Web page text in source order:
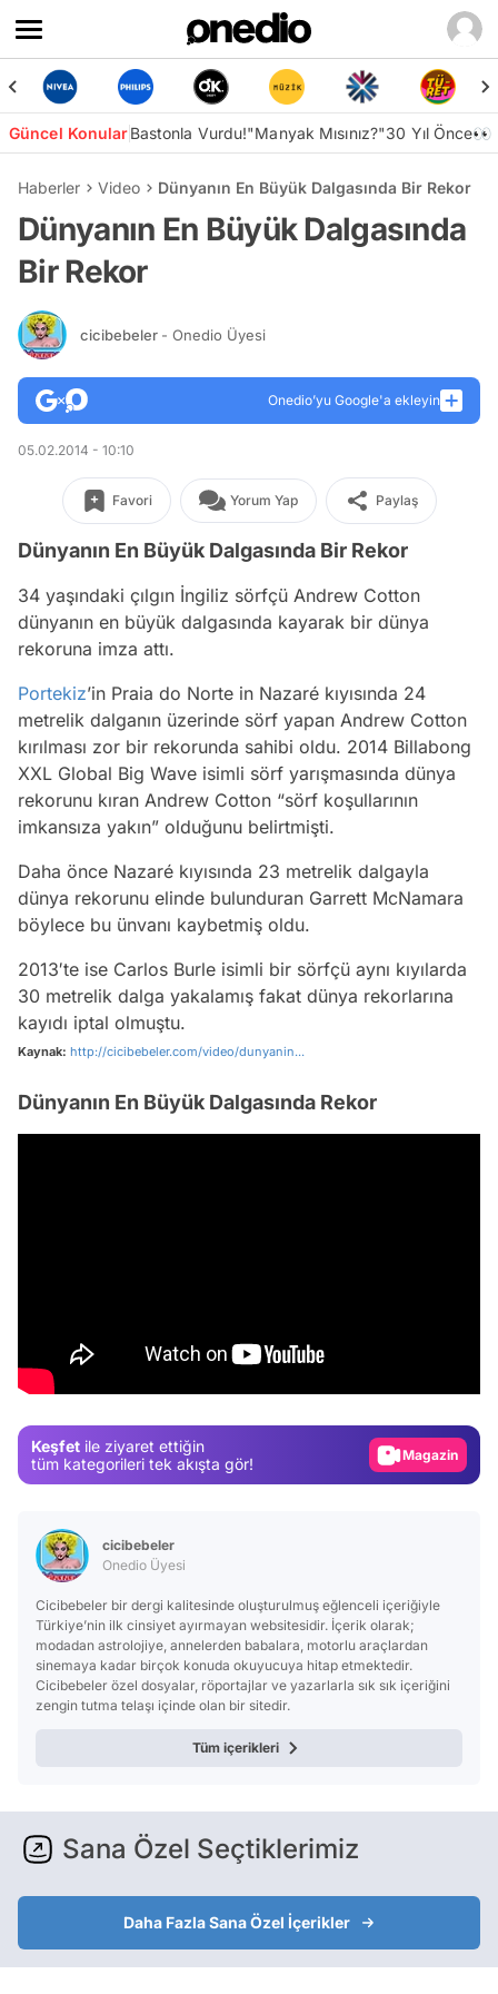
Güncel KonularBastonla Vurdu!"Manyak Mısınız?"30 Yıl Önce👀
Haberler Video Dünyanın En Büyük Dalgasında Bir Rekor
Dünyanın En Büyük Dalgasında
Bir Rekor
cicibebeler - Onedio Üyesi
Onedio’yu Google'a ekleyin
05.02.2014 - 10:10
Favori Yorum Yap Paylaş
Dünyanın En Büyük Dalgasında Bir Rekor
34 yaşındaki çılgın İngiliz sörfçü Andrew Cotton
dünyanın en büyük dalgasında kayarak bir dünya
rekoruna imza attı.
Portekiz’in Praia do Norte in Nazaré kıyısında 24
metrelik dalganın üzerinde sörf yapan Andrew Cotton
kırılması zor bir rekorunda sahibi oldu. 2014 Billabong
XXL Global Big Wave isimli sörf yarışmasında dünya
rekorunu kıran Andrew Cotton “sörf koşullarının
imkansıza yakın” olduğunu belirtmişti.
Daha önce Nazaré kıyısında 23 metrelik dalgayla
dünya rekorunu elinde bulunduran Garrett McNamara
böylece bu ünvanı kaybetmiş oldu.
2013′te ise Carlos Burle isimli bir sörfçü aynı kıyılarda
30 metrelik dalga yakalamış fakat dünya rekorlarına
kayıdı iptal olmuştu.
Kaynak: http://cicibebeler.com/video/dunyanin...
Dünyanın En Büyük Dalgasında Rekor
Keşfet ile ziyaret ettiğin
tüm kategorileri tek akışta gör!
Magazin
cicibebeler
Onedio Üyesi
Cicibebeler bir dergi kalitesinde oluşturulmuş eğlenceli içeriğiyle
Türkiye’nin ilk cinsiyet ayırmayan websitesidir. İçerik olarak;
modadan astrolojiye, annelerden babalara, motorlu araçlardan
sinemaya kadar birçok konuda okuyucuya hitap etmektedir.
Cicibebeler özel dosyalar, röportajlar ve yazarlarla sık sık içeriğini
zengin tutma telaşı içinde olan bir sitedir.
Tüm içerikleri
Sana Özel Seçtiklerimiz
Daha Fazla Sana Özel İçerikler